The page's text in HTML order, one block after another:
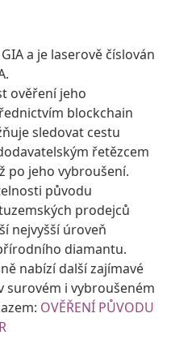
a je laserově číslován
ověření jeho
blockchain
sledovat cestu
řetězcem
po jeho vybroušení.
původu
prodejců
nejvyšší úroveň
diamantu.
nabízí další zajímavé
surovém i vybroušeném
OVĚŘENÍ PŮVODU